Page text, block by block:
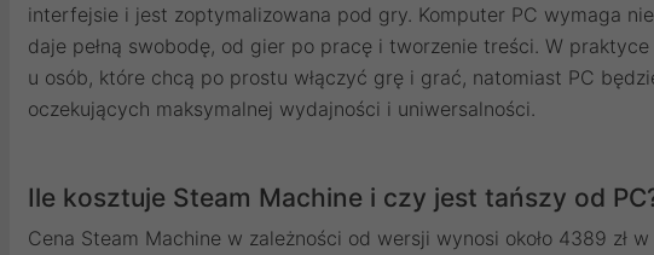
interfejsie i jest zoptymalizowana pod gry. Komputer PC wymaga
daje pełną swobodę, od gier po pracę i tworzenie treści. W
u osób, które chcą po prostu włączyć grę i grać, natomiast PC
oczekujących maksymalnej wydajności i uniwersalności.
Ile kosztuje Steam Machine i czy jest tańszy od
Cena Steam Machine w zależności od wersji wynosi około 4389 zł